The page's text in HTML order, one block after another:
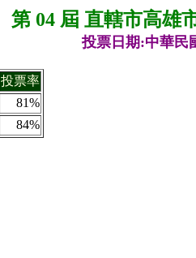
第 04 屆 直轄市高雄
投票日期:中華民
投票率
81%
84%